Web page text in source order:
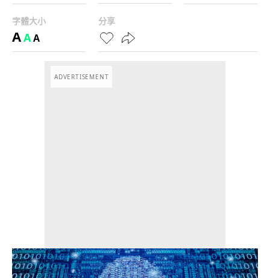
字體大小
AAA
分享
ADVERTISEMENT